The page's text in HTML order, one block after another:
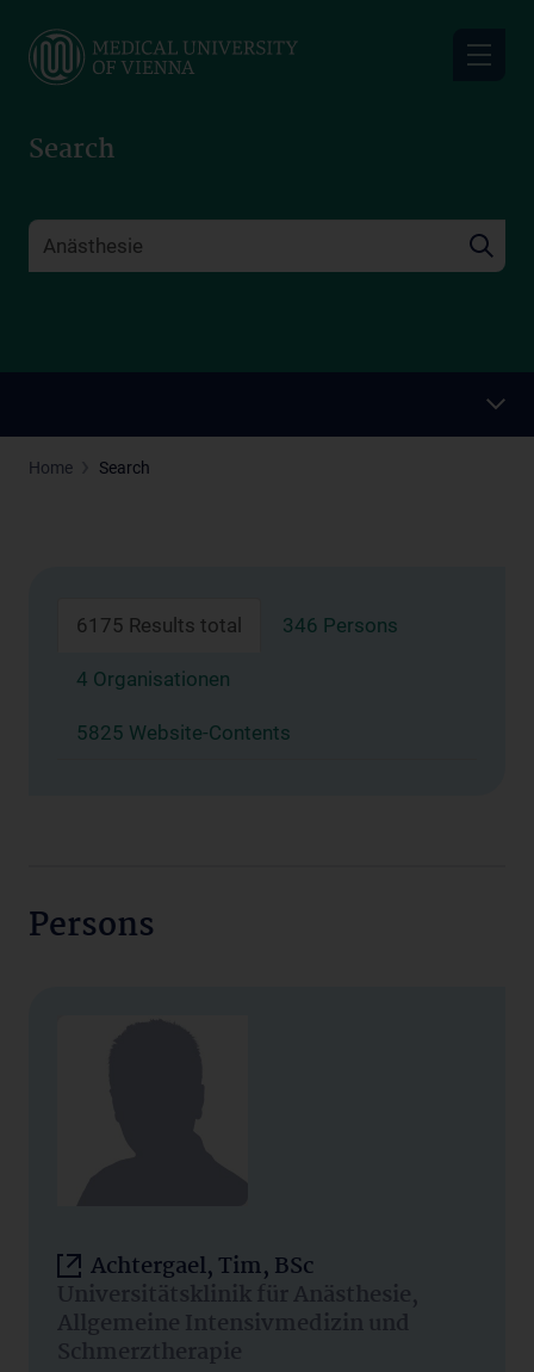
main
Search
Home Search
6175 Results total 346 Persons
4 Organisationen
5825 Website-Contents
Persons
Achtergael, Tim, BSc
Universitätsklinik für Anästhesie,
Allgemeine Intensivmedizin und
Schmerztherapie